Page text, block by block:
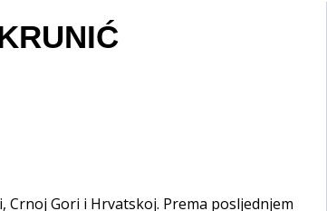
Crnoj Gori i Hrvatskoj. Prema posljednjem